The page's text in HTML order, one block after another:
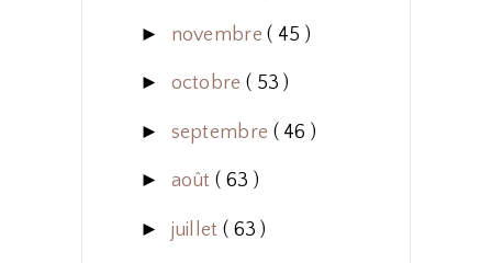
► novembre( 45 )
► octobre ( 53 )
► septembre ( 46 )
► août ( 63 )
► juillet ( 63 )